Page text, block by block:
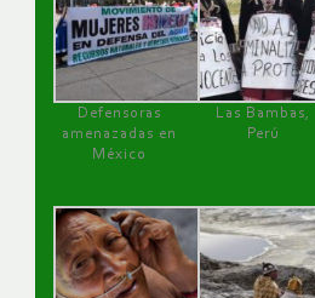
Defensoras
amenazadas en
México
Las Bambas,
Perú